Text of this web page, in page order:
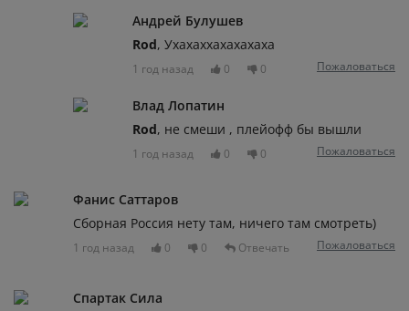
Андрей Булушев
Rod, Ухахаххахахахаха
1 год назад 0 0 Пожаловаться
Влад Лопатин
Rod, не смеши , плейофф бы вышли
1 год назад 0 0 Пожаловаться
Фанис Саттаров
Сборная Россия нету там, ничего там смотреть)
1 год назад 0 0 Отвечать Пожаловаться
Спартак Сила